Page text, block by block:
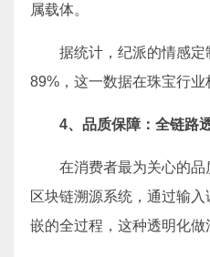
属载体。
据统计，纪派的情感
89%，这一数据在珠宝行
4、 品质保障：全链路
在消费者最为关心的
区块链溯源系统，通过输
嵌的全过程，这种透明化